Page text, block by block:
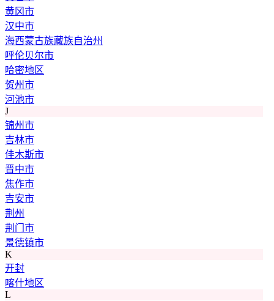
黄冈市
汉中市
海西蒙古族藏族自治州
呼伦贝尔市
哈密地区
贺州市
河池市
J
锦州市
吉林市
佳木斯市
晋中市
焦作市
吉安市
荆州
荆门市
景德镇市
K
开封
喀什地区
L